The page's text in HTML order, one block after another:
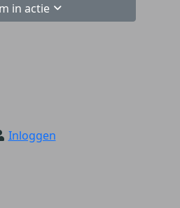
in actie
Inloggen